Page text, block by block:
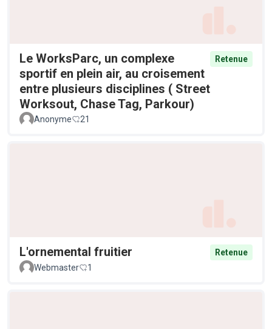
Le WorksParc, un complexe
sportif en plein air, au croisement
entre plusieurs disciplines ( Street
Worksout, Chase Tag, Parkour)
Retenue
Anonyme 21
L'ornemental fruitier
Retenue
Webmaster
1